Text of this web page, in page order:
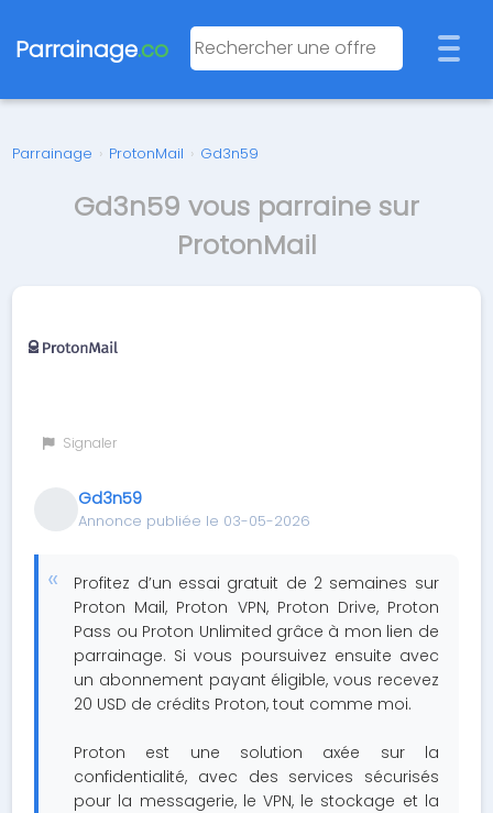
Parrainage.co
Parrainage › ProtonMail › Gd3n59
Gd3n59 vous parraine sur
ProtonMail
Signaler
Gd3n59
Annonce publiée le 03-05-2026
Profitez d’un essai gratuit de 2 semaines sur
Proton Mail, Proton VPN, Proton Drive, Proton
Pass ou Proton Unlimited grâce à mon lien de
parrainage. Si vous poursuivez ensuite avec
un abonnement payant éligible, vous recevez
20 USD de crédits Proton, tout comme moi.
Proton est une solution axée sur la
confidentialité, avec des services sécurisés
pour la messagerie, le VPN, le stockage et la